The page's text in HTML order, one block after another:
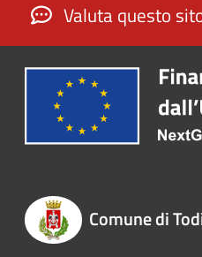
Valuta questo
Comune di